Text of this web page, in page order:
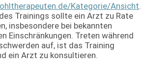
Kategorie/Ansicht.
Trainings sollte ein Arzt zu Rate
insbesondere bei bekannten
Einschränkungen. Treten während
auf, ist das Training
ein Arzt zu konsultieren.